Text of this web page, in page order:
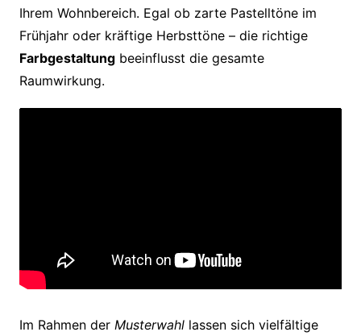
Ihrem Wohnbereich. Egal ob zarte Pastelltöne im
Frühjahr oder kräftige Herbsttöne – die richtige
Farbgestaltungbeeinflusst die gesamte
Raumwirkung.
Im Rahmen der Musterwahllassen sich vielfältige